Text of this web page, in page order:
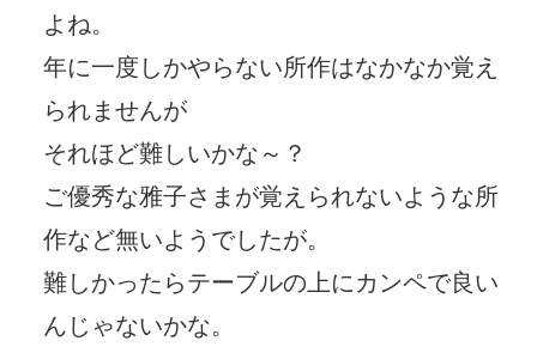
よね。
年に一度しかやらない所作はなかなか覚え
られませんが
それほど難しいかな～？
ご優秀な雅子さまが覚えられないような所
作など無いようでしたが。
難しかったらテーブルの上にカンペで良い
んじゃないかな。